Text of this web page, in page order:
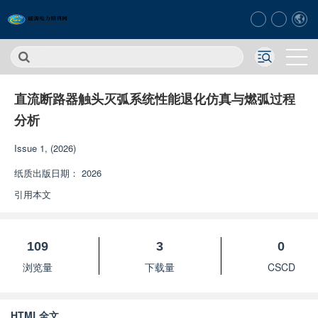
直流断路器触头灭弧系统性能退化仿真与燃弧过程
分析
Issue 1, (2026)
纸质出版日期： 2026
引用本文
109
浏览量
3
下载量
0
CSCD
HTML全文